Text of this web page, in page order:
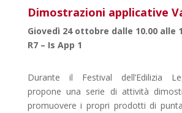
Dimostrazioni applicative
Giovedì 24 ottobre dalle 10.00 alle
R7 – Is App 1
Durante il Festival dell’Edilizia
propone una serie di attività
promuovere i propri prodotti di